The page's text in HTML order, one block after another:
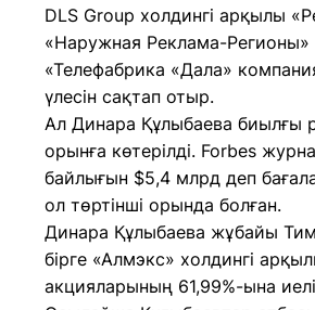
DLS Group холдингі арқылы
«Наружная Реклама-
«Телефабрика «Дала»
үлесін сақтап отыр.
Ал Динара Құлыбаева биылғы
орынға көтерілді. Forbes
байлығын $5,4 млрд деп
ол төртінші орында болған.
Динара Құлыбаева жұбайы
бірге «Алмэкс» холдингі
акцияларының 61,99%-ына